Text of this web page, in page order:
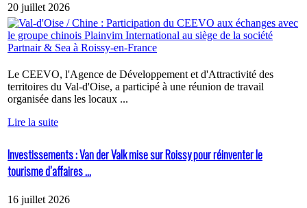
20 juillet 2026
Le CEEVO, l'Agence de Développement et d'Attractivité des
territoires du Val-d'Oise, a participé à une réunion de travail
organisée dans les locaux ...
Lire la suite
Investissements : Van der Valk mise sur Roissy pour réinventer le
tourisme d’affaires ...
16 juillet 2026